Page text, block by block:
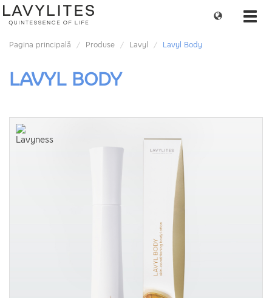
Change
Pagina principală Produse Lavyl Lavyl Body
LAVYL BODY